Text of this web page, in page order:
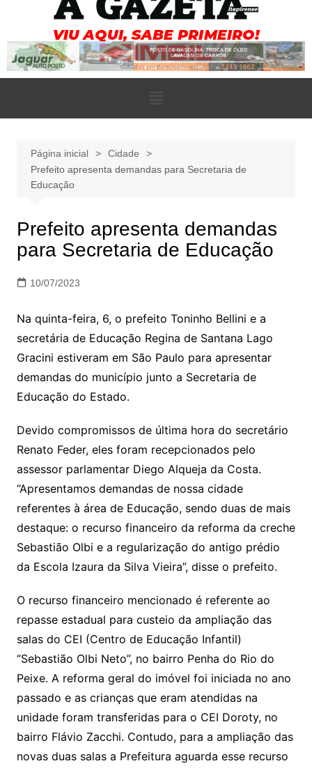
Página inicial
Cidade
Prefeito apresenta demandas para Secretaria de
Educação
Prefeito apresenta demandas
para Secretaria de Educação
10/07/2023
Na quinta-feira, 6, o prefeito Toninho Bellini e a
secretária de Educação Regina de Santana Lago
Gracini estiveram em São Paulo para apresentar
demandas do município junto a Secretaria de
Educação do Estado.
Devido compromissos de última hora do secretário
Renato Feder, eles foram recepcionados pelo
assessor parlamentar Diego Alqueja da Costa.
“Apresentamos demandas de nossa cidade
referentes à área de Educação, sendo duas de mais
destaque: o recurso financeiro da reforma da creche
Sebastião Olbi e a regularização do antigo prédio
da Escola Izaura da Silva Vieira”, disse o prefeito.
O recurso financeiro mencionado é referente ao
repasse estadual para custeio da ampliação das
salas do CEI (Centro de Educação Infantil)
“Sebastião Olbi Neto”, no bairro Penha do Rio do
Peixe. A reforma geral do imóvel foi iniciada no ano
passado e as crianças que eram atendidas na
unidade foram transferidas para o CEI Doroty, no
bairro Flávio Zacchi. Contudo, para a ampliação das
novas duas salas a Prefeitura aguarda esse recurso